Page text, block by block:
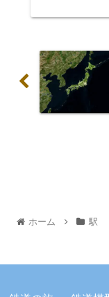
ホーム 駅
プライバ